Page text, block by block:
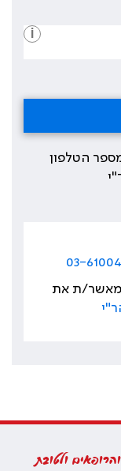
i
הטלפון
03-
מאשר/ת את
ולטובת